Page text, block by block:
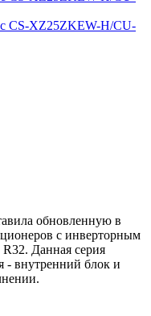
обновленную в
с инверторным
Данная серия
- внутренний блок и